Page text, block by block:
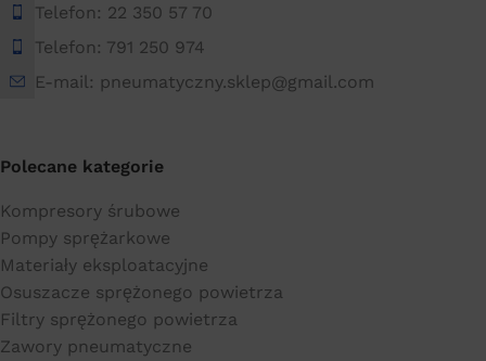
Telefon: 22 350 57 70
Telefon: 791 250 974
E-mail: pneumatyczny.sklep@gmail.com
Polecane kategorie
Kompresory śrubowe
Pompy sprężarkowe
Materiały eksploatacyjne
Osuszacze sprężonego powietrza
Filtry sprężonego powietrza
Zawory pneumatyczne